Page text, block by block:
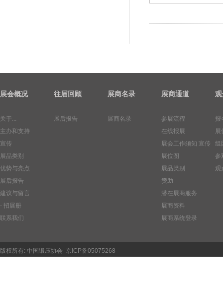
展会概况
关于...
主办和支持
宣传
展品类别
优势与亮点
展后报告
建议与留言
- 招展册
联系我们
往届回顾
展后报告
展商名录
展商名录
展商通道
参展流程
在线报展
展会工作须知 宣传
展位图
展品类别
赞助
潜在展商服务
展商资料
展商系统登录
报
展
组
参
观
版权所有: 中国锻压协会 京ICP备05075268